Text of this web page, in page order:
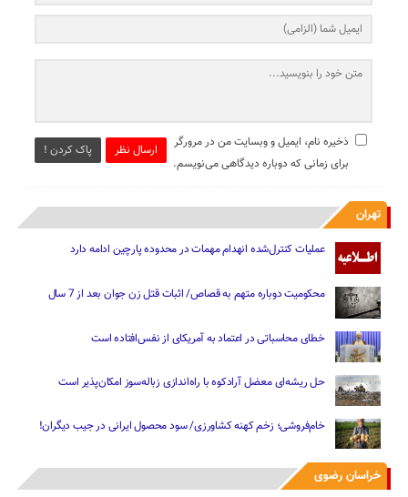
ارسال نظر پاک کردن !
ذخیره نام، ایمیل و وبسایت من در مرورگر
برای زمانی که دوباره دیدگاهی می‌نویسم.
تهران
عملیات کنترل‌شده انهدام مهمات در محدوده پارچین ادامه دارد
محکومیت دوباره متهم به قصاص/ اثبات قتل زن جوان بعد از 7 سال
خطای محاسباتی در اعتماد به آمریکای از نفس‌افتاده است
حل ریشه‌ای معضل آرادکوه با راه‌اندازی زباله‌سوز امکان‌پذیر است
خام‌فروشی؛ زخم کهنه کشاورزی/ سود محصول ایرانی در جیب دیگران!
خراسان رضوی